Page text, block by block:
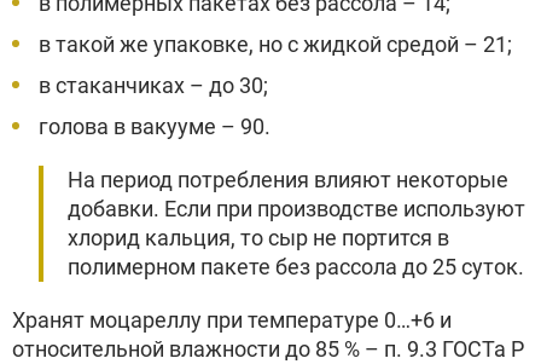
в такой же упаковке, но с жидкой средой – 21;
в стаканчиках – до 30;
голова в вакууме – 90.
На период потребления влияют некоторые
добавки. Если при производстве используют
хлорид кальция, то сыр не портится в
полимерном пакете без рассола до 25 суток.
Хранят моцареллу при температуре 0…+6 и
относительной влажности до 85 % – п. 9.3 ГОСТа Р